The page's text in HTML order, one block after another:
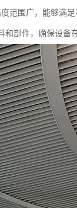
范围广，能够满
和部件，确保设备